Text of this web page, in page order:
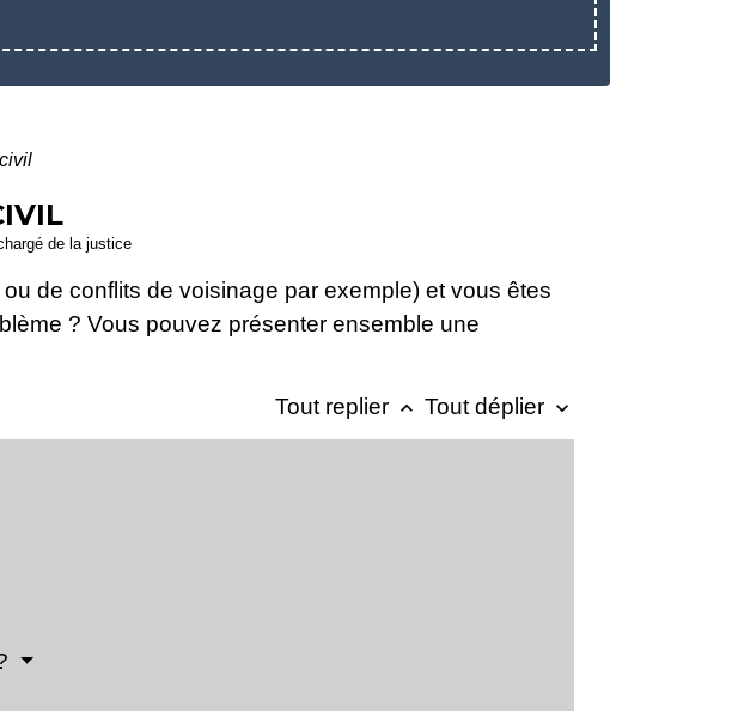
de la justice
de conflits de voisinage par exemple) et vous êtes
? Vous pouvez présenter ensemble une
Tout replier keyboard_arrow_up Tout déplier keyboard_arrow_down